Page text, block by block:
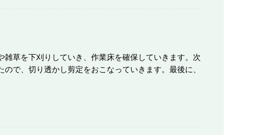
草を下刈りしていき、作業床を確保していきます。次
で、切り透かし剪定をおこなっていきます。最後に、